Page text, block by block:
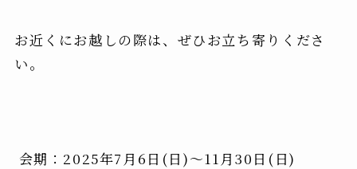
お近くにお越しの際は、ぜひお立ち寄りくださ
い。
会期：2025年7月6日(日)〜11月30日(日)